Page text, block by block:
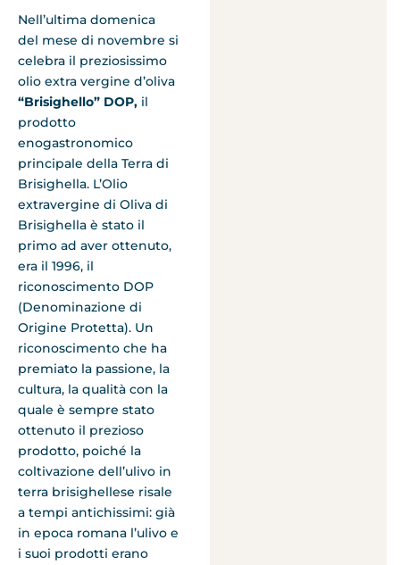
Nell’ultima domenica
del mese di novembre si
celebra il preziosissimo
olio extra vergine d’oliva
“Brisighello” DOP, il
prodotto
enogastronomico
principale della Terra di
Brisighella. L’Olio
extravergine di Oliva di
Brisighella è stato il
primo ad aver ottenuto,
era il 1996, il
riconoscimento DOP
(Denominazione di
Origine Protetta). Un
riconoscimento che ha
premiato la passione, la
cultura, la qualità con la
quale è sempre stato
ottenuto il prezioso
prodotto, poiché la
coltivazione dell’ulivo in
terra brisighellese risale
a tempi antichissimi: già
in epoca romana l’ulivo e
i suoi prodotti erano